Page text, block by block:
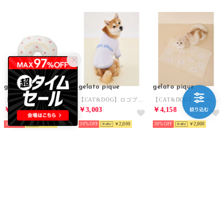
gelato pique
【CAT&DOG】【接触冷感】 Coolingピロー 【返品不可商品】 （YEL）
￥3,234
30% ￥2,000
gelato pique
【CAT&DOG】ロゴプリント裏毛プルオーバー 【返品不可商品】 （BLU）
￥3,003
30% ￥2,000
gelato pique
【CAT&DOG】スムーズィーフラワージャガードブランケット 【返品不可商品】 （YEL）
￥4,158
30% ￥2,000